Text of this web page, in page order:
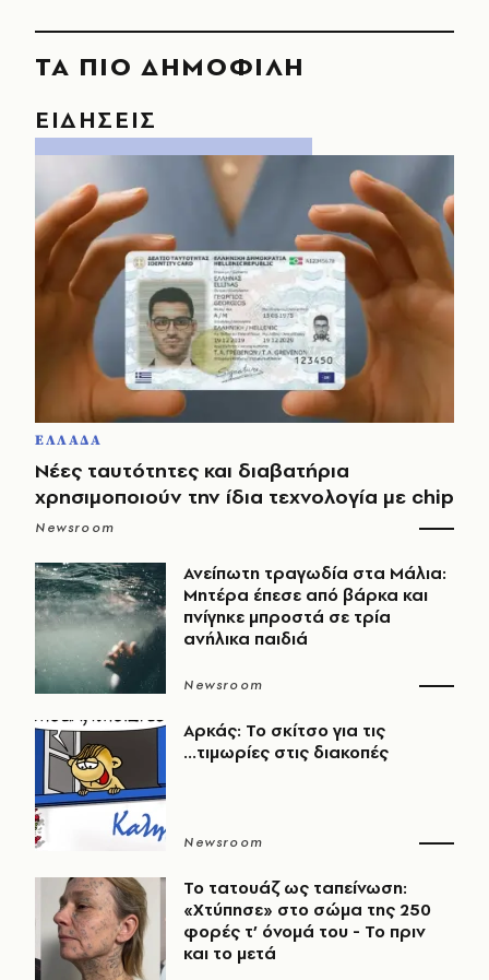
ΤΑ ΠΙΟ ΔΗΜΟΦΙΛΗ
ΕΙΔΗΣΕΙΣ
ΕΛΛΑΔΑ
Νέες ταυτότητες και διαβατήρια
χρησιμοποιούν την ίδια τεχνολογία με chip
Newsroom
Ανείπωτη τραγωδία στα Μάλια:
Μητέρα έπεσε από βάρκα και
πνίγηκε μπροστά σε τρία
ανήλικα παιδιά
Newsroom
Αρκάς: Το σκίτσο για τις
...τιμωρίες στις διακοπές
Newsroom
Το τατουάζ ως ταπείνωση:
«Χτύπησε» στο σώμα της 250
φορές τ’ όνομά του - Το πριν
και το μετά